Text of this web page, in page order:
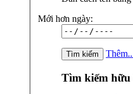
Mới hơn ngày:
Tìm kiếm hữu